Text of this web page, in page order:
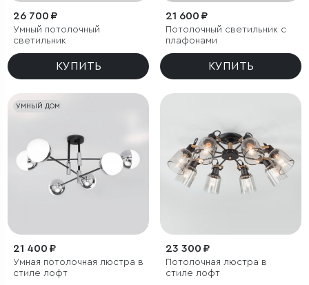
26 700 ₽
Умный потолочный
светильник
КУПИТЬ
21 600 ₽
Потолочный светильник с
плафонами
КУПИТЬ
УМНЫЙ ДОМ
21 400 ₽
Умная потолочная люстра в
стиле лофт
23 300 ₽
Потолочная люстра в
стиле лофт